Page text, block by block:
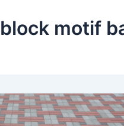
motif